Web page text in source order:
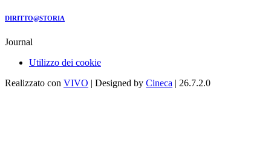
DIRITTO@STORIA
Journal
Utilizzo dei cookie
Realizzato con VIVO | Designed by Cineca | 26.7.2.0